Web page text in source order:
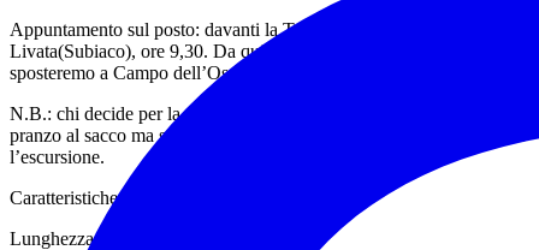
Appuntamento sul posto: davanti la Taverna Stuzzikò,
Livata(Subiaco), ore 9,30. Da qui dopo incontro e sosta bar ci
sposteremo a Campo dell’Osso per altri 15 minuti.
N.B.: chi decide per la polenta a fine escursione non porterà il
pranzo al sacco ma solamente piccoli spuntini da consumare durante
l’escursione.
Caratteristiche tecniche escursione:
Lunghezza: 12 km